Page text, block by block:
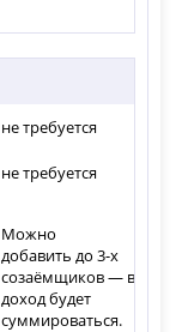
не требуется
не требуется
Можно
добавить до 3-х
созаёмщиков — ваш
доход будет
суммироваться.